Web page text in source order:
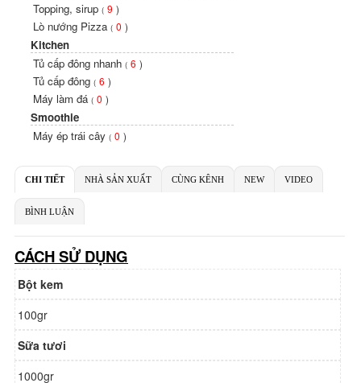
Topping, sirup ( 9 )
Lò nướng Pizza ( 0 )
Kitchen
Tủ cấp đông nhanh ( 6 )
Tủ cấp đông ( 6 )
Máy làm đá ( 0 )
Smoothie
Máy ép trái cây ( 0 )
CHI TIẾT NHÀ SẢN XUẤT CÙNG KÊNH NEW VIDEO
BÌNH LUẬN
CÁCH SỬ DỤNG
Bột kem
100gr
Sữa tươi
1000gr